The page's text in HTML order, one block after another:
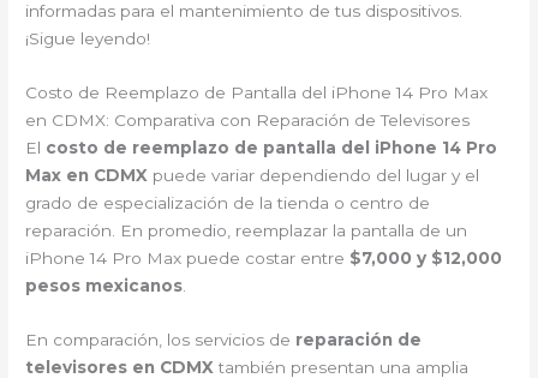
informadas para el mantenimiento de tus dispositivos.
¡Sigue leyendo!
Costo de Reemplazo de Pantalla del iPhone 14 Pro Max
en CDMX: Comparativa con Reparación de Televisores
El costo de reemplazo de pantalla del iPhone 14 Pro
Max en CDMX puede variar dependiendo del lugar y el
grado de especialización de la tienda o centro de
reparación. En promedio, reemplazar la pantalla de un
iPhone 14 Pro Max puede costar entre $7,000 y $12,000
pesos mexicanos
En comparación, los servicios de reparación de
televisores en CDMX también presentan una amplia